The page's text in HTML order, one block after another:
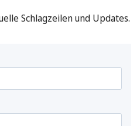
Schlagzeilen und Updates.